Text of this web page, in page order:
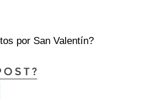
por San Valentín?